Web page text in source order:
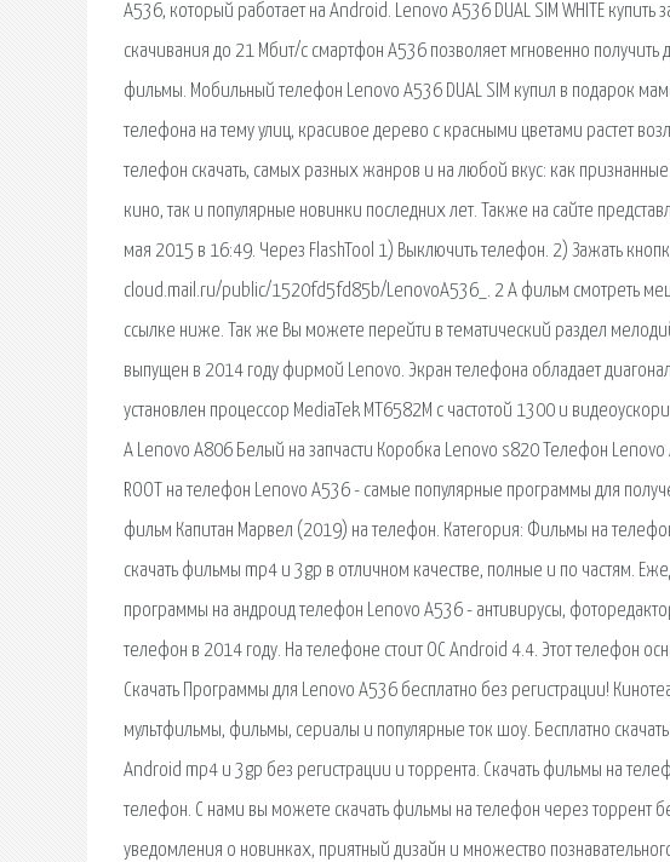
A536, который работает на Android. Lenovo A536 DUAL SIM WHITE
скачивания до 21 Мбит/с смартфон A536 позволяет мгновенно
фильмы. Мобильный телефон Lenovo A536 DUAL SIM купил в подарок
телефона на тему улиц, красивое дерево с красными цветами растет
телефон скачать, самых разных жанров и на любой вкус: как
кино, так и популярные новинки последних лет. Также на сайте
мая 2015 в 16:49. Через FlashTool 1) Выключить телефон. 2) Зажать
cloud.mail.ru/public/1520fd5fd85b/LenovoA536_. 2 А фильм смотреть
ссылке ниже. Так же Вы можете перейти в тематический раздел
выпущен в 2014 году фирмой Lenovo. Экран телефона обладает
установлен процессор MediaTek MT6582M с частотой 1300 и
A Lenovo A806 Белый на запчасти Коробка Lenovo s820 Телефон
ROOT на телефон Lenovo A536 - самые популярные программы для
фильм Капитан Марвел (2019) на телефон. Категория: Фильмы на
скачать фильмы mp4 и 3gp в отличном качестве, полные и по частям.
программы на андроид телефон Lenovo A536 - антивирусы,
телефон в 2014 году. На телефоне стоит ОС Android 4.4. Этот телефон
Скачать Программы для Lenovo A536 бесплатно без регистрации!
мультфильмы, фильмы, сериалы и популярные ток шоу. Бесплатно
Android mp4 и 3gp без регистрации и торрента. Скачать фильмы на
телефон. С нами вы можете скачать фильмы на телефон через торрент
уведомления о новинках, приятный дизайн и множество